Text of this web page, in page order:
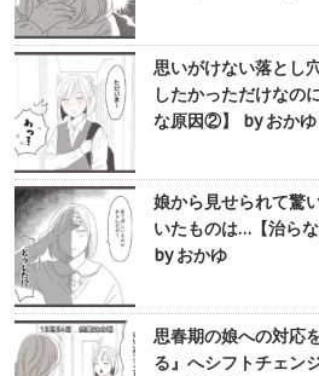
思いがけない落とし
したかっただけなの
な原因②】 by おかゆ
娘から見せられて驚
いたものは…【治ら
by おかゆ
思春期の娘への対応
る』へシフトチェン